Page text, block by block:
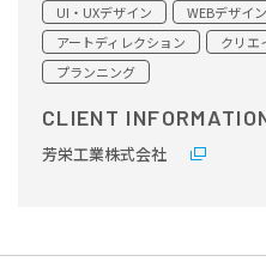
UI・UXデザイン WEBデザイン
アートディレクション
クリエ
プランニング
CLIENT
芳栄工業株式会社